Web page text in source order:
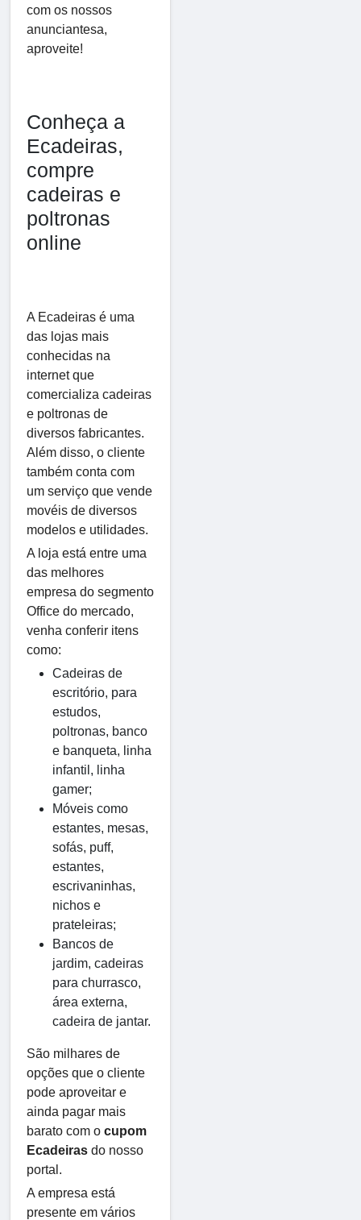
com os nossos
anunciantesa,
aproveite!
Conheça a
Ecadeiras,
compre
cadeiras e
poltronas
online
A Ecadeiras é uma
das lojas mais
conhecidas na
internet que
comercializa cadeiras
e poltronas de
diversos fabricantes.
Além disso, o cliente
também conta com
um serviço que vende
movéis de diversos
modelos e utilidades.
A loja está entre uma
das melhores
empresa do segmento
Office do mercado,
venha conferir itens
como:
Cadeiras de
escritório, para
estudos,
poltronas, banco
e banqueta, linha
infantil, linha
gamer;
Móveis como
estantes, mesas,
sofás, puff,
estantes,
escrivaninhas,
nichos e
prateleiras;
Bancos de
jardim, cadeiras
para churrasco,
área externa,
cadeira de jantar.
São milhares de
opções que o cliente
pode aproveitar e
ainda pagar mais
barato com o cupom
Ecadeiras do nosso
portal.
A empresa está
presente em vários